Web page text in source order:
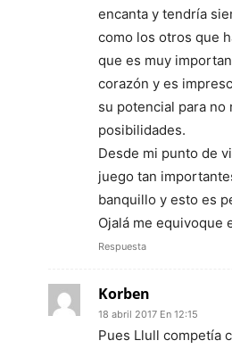
encanta y tendría
como los otros que
que es muy
corazón y es
su potencial para no
posibilidades.
Desde mi punto de
juego tan
banquillo y esto es
Ojalá me equivoque
Respuesta
Korben
18 abril 2017 En 12:15
Pues Llull competía